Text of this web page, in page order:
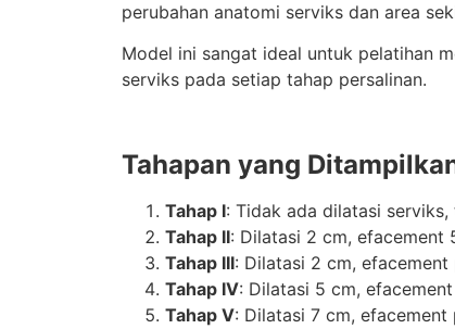
perubahan anatomi serviks dan area
Model ini sangat ideal untuk pelatihan
serviks pada setiap tahap persalinan.
Tahapan yang
Tahap I: Tidak ada dilatasi
Tahap II: Dilatasi 2 cm, efacement
Tahap III: Dilatasi 2 cm, efacement
Tahap IV: Dilatasi 5 cm,
Tahap V: Dilatasi 7 cm, efacement